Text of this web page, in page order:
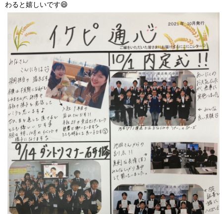
わると嬉しいです😄